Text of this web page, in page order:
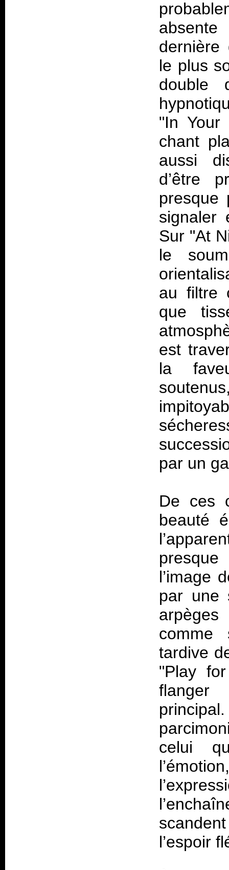
dernière
le plus
double
"In Your
chant
aussi
d’être
presque
signaler
Sur "At
le
au filtre
que
est
la
par un
De ces
beauté
l’image
par une
comme
tardive
"Play
flanger
celui
l’espoir